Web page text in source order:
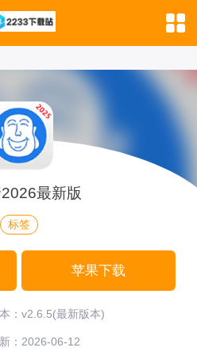
最新版
标签
苹果下载
：v2.6.5(最新版本)
：2026-06-12